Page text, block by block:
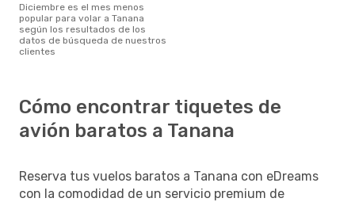
diciembre es el mes menos
popular para volar a Tanana
según los resultados de los
datos de búsqueda de nuestros
clientes
Cómo encontrar tiquetes de
avión baratos a Tanana
Reserva tus vuelos baratos a Tanana con eDreams
con la comodidad de un servicio premium de